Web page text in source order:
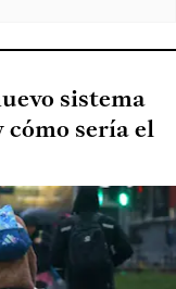
sistema
sería el